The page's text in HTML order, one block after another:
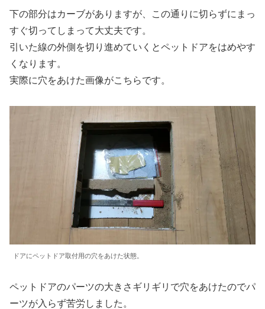
下の部分はカーブがありますが、この通りに切らずにまっ
すぐ切ってしまって大丈夫です。
引いた線の外側を切り進めていくとペットドアをはめやす
くなります。
実際に穴をあけた画像がこちらです。
ドアにペットドア取付用の穴をあけた状態。
ペットドアのパーツの大きさギリギリで穴をあけたのでパ
ーツが入らず苦労しました。